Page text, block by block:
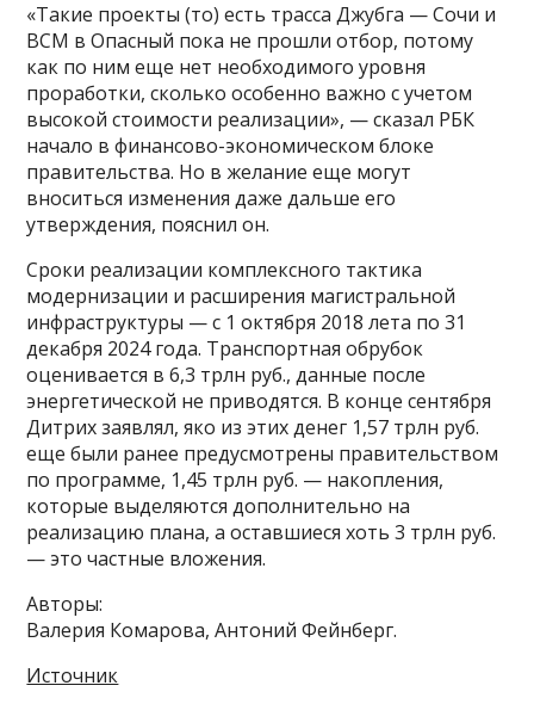
«Такие проекты (то) есть трасса Джубга — Сочи и
ВСМ в Опасный пока не прошли отбор, потому
как по ним еще нет необходимого уровня
проработки, сколько особенно важно с учетом
высокой стоимости реализации», — сказал РБК
начало в финансово-экономическом блоке
правительства. Но в желание еще могут
вноситься изменения даже дальше его
утверждения, пояснил он.
Сроки реализации комплексного тактика
модернизации и расширения магистральной
инфраструктуры — с 1 октября 2018 лета по 31
декабря 2024 года. Транспортная обрубок
оценивается в 6,3 трлн руб., данные после
энергетической не приводятся. В конце сентября
Дитрих заявлял, яко из этих денег 1,57 трлн руб.
еще были ранее предусмотрены правительством
по программе, 1,45 трлн руб. — накопления,
которые выделяются дополнительно на
реализацию плана, а оставшиеся хоть 3 трлн руб.
— это частные вложения.​
Авторы:
Валерия Комарова, Антоний Фейнберг.
Источник